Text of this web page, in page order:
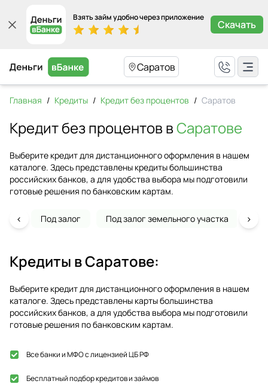
Взять займ удобно через приложение
Скачать
Саратов
Главная / Кредиты / Кредит без процентов / Саратов
Кредит без процентов вСаратове
Выберите кредит для дистанционного оформления в нашем
каталоге. Здесь представлены кредиты большинства
российских банков, а для удобства выбора мы подготовили
готовые решения по банковским картам.
Под залог Под залог земельного участка
‹ ›
Кредиты вСаратове:
Выберите кредит для дистанционного оформления в нашем
каталоге. Здесь представлены карты большинства
российских банков, а для удобства выбора мы подготовили
готовые решения по банковским картам.
Все банки и МФО с лицензией ЦБ РФ
Бесплатный подбор кредитов и займов